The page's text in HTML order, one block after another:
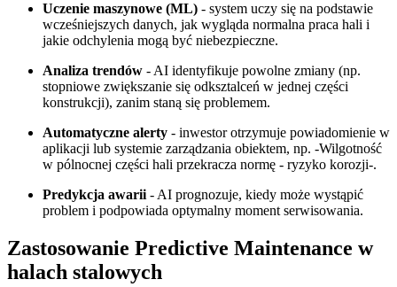
Uczenie maszynowe (ML) - system uczy się na podstawie
wcześniejszych danych, jak wygląda normalna praca hali i
jakie odchylenia mogą być niebezpieczne.
Analiza trendów - AI identyfikuje powolne zmiany (np.
stopniowe zwiększanie się odksztalceń w jednej części
konstrukcji), zanim staną się problemem.
Automatyczne alerty - inwestor otrzymuje powiadomienie w
aplikacji lub systemie zarządzania obiektem, np. -Wilgotność
w pólnocnej części hali przekracza normę - ryzyko korozji-.
Predykcja awarii - AI prognozuje, kiedy może wystąpić
problem i podpowiada optymalny moment serwisowania.
Zastosowanie Predictive Maintenance w
halach stalowych